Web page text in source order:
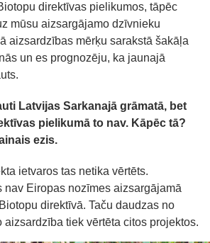
iotopu direktīvas pielikumos, tāpēc
mūsu aizsargājamo dzīvnieku
aizsardzības mērķu sarakstā šakāļa
un es prognozēju, ka jaunajā
Latvijas Sarkanajā grāmatā, bet
pielikumā to nav. Kāpēc tā?
ezis.
ietvaros tas netika vērtēts.
nav Eiropas nozīmes aizsargājamā
direktīvā. Taču daudzas no
aizsardzība tiek vērtēta citos projektos.